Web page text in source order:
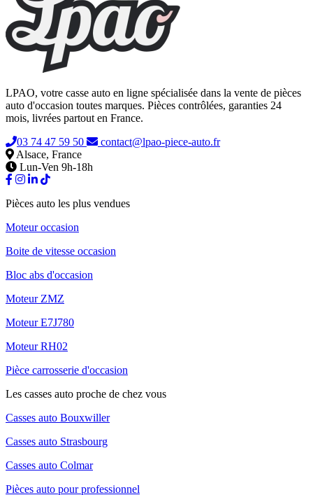
LPAO, votre casse auto en ligne spécialisée dans la vente de pièces
auto d'occasion toutes marques. Pièces contrôlées, garanties 24
mois, livrées partout en France.
03 74 47 59 50
contact@lpao-piece-auto.fr
Alsace, France
Lun-Ven 9h-18h
Pièces auto les plus vendues
Moteur occasion
Boite de vitesse occasion
Bloc abs d'occasion
Moteur ZMZ
Moteur E7J780
Moteur RH02
Pièce carrosserie d'occasion
Les casses auto proche de chez vous
Casses auto Bouxwiller
Casses auto Strasbourg
Casses auto Colmar
Pièces auto pour professionnel